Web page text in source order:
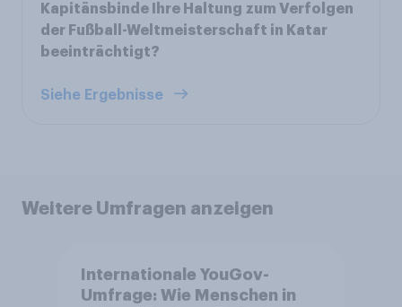
Kapitänsbinde Ihre Haltung zum Verfolgen
der Fußball-Weltmeisterschaft in Katar
beeinträchtigt?
Siehe Ergebnisse
Weitere Umfragen anzeigen
Internationale YouGov-
Umfrage: Wie Menschen in